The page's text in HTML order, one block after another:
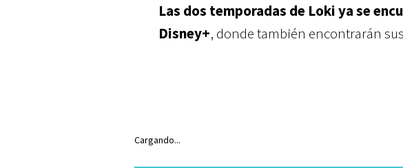
Las dos temporadas de Loki ya se
Disney+, donde también encontrarán
Cargando...